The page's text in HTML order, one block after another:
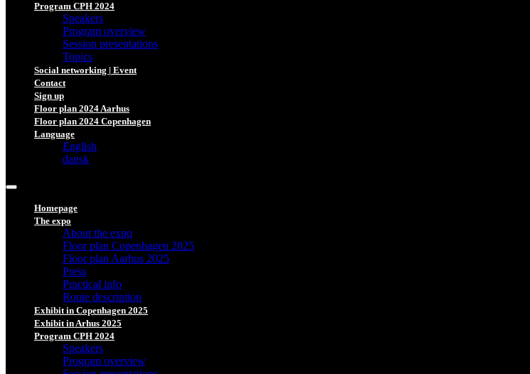
Program CPH 2024
Speakers
Program overview
Session presentations
Topics
Social networking | Event
Contact
Sign up
Floor plan 2024 Aarhus
Floor plan 2024 Copenhagen
Language
English
dansk
Homepage
The expo
About the expo
Floor plan Copenhagen 2025
Floor plan Aarhus 2025
Press
Practical info
Route description
Exhibit in Copenhagen 2025
Exhibit in Arhus 2025
Program CPH 2024
Speakers
Program overview